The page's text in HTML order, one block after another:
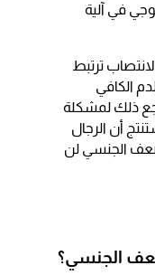
في آلية
ترتبط
الكافي
ذلك لمشكلة
أن الرجال
الجنسي لن
الجنسي؟